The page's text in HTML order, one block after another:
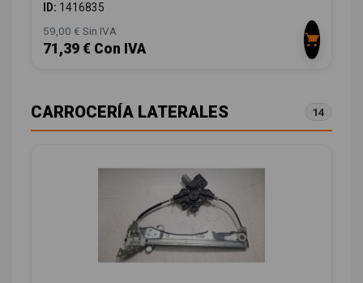
ID: 1416835
59,00 € Sin IVA
71,39 € Con IVA
CARROCERÍA LATERALES 14